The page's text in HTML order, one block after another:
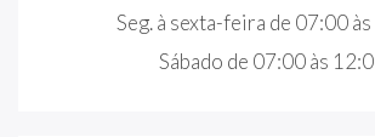
Seg. à sexta-feira de 07:00
Sábado de 07:00 às